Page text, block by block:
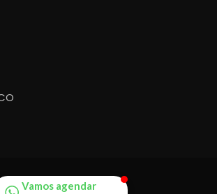
Vamos agendar
© 2020 SPEEDWEB MD